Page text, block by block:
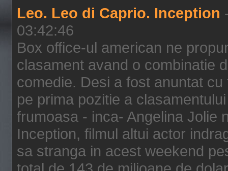
Leo. Leo di Caprio. Inception
03:42:46
Box office-ul american ne
clasament avand o combinatie
comedie. Desi a fost anuntat
pe prima pozitie a
frumoasa - inca- Angelina Jolie
Inception, filmul altui actor
sa stranga in acest weekend